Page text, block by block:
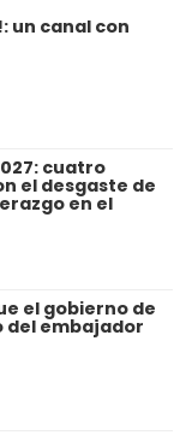
un canal con
cuatro
el desgaste de
en el
el gobierno de
del embajador